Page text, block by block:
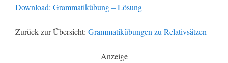
Download: Grammatikübung – Lösung
Zurück zur Übersicht: Grammatikübungen zu Relativsätzen
Anzeige